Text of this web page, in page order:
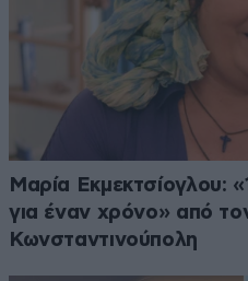
Μαρία Εκμεκτσίογλου:
για έναν χρόνο» από
Κωνσταντινούπολη